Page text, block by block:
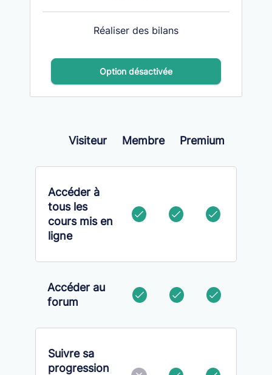
Réaliser des bilans
Option désactivée
Visiteur Membre Premium
Accéder à
tous les
cours mis en
ligne
Accéder au
forum
Suivre sa
progression